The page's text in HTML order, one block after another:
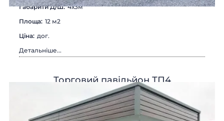
Габарити Д/Ш: 4х3м
Площа: 12 м2
Цiна: дог.
Детальніше...
Торговий павільйон ТП4